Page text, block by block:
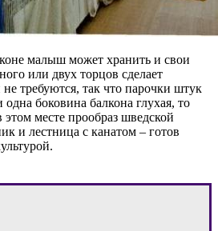
малыш может хранить и свои
или двух торцов сделает
требуются, так что парочки штук
боковина балкона глухая, то
этом месте прообраз шведской
и лестница с канатом – готов